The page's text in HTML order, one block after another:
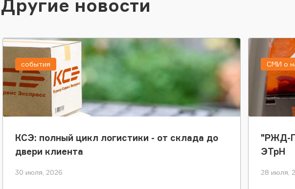
Другие новости
КСЭ: полный цикл логистики - от склада до
двери клиента
30 июля, 2026
события
"РЖД-
ЭТрН
28 июля,
СМИ о